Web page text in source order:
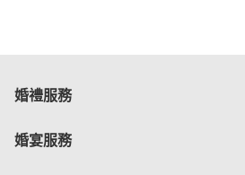
婚禮服務
婚宴服務